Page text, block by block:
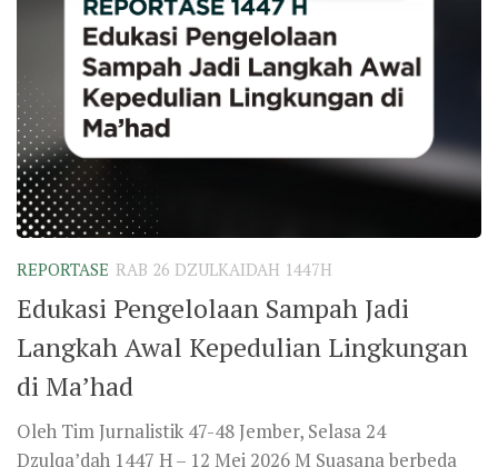
REPORTASE RAB 26 DZULKAIDAH 1447H
Edukasi Pengelolaan Sampah Jadi
Langkah Awal Kepedulian Lingkungan
di Ma’had
Oleh Tim Jurnalistik 47-48 Jember, Selasa 24
Dzulqa’dah 1447 H – 12 Mei 2026 M Suasana berbeda